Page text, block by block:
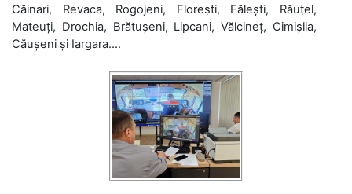
Căinari, Revaca, Rogojeni, Florești, Fălești, Răuțel,
Mateuți, Drochia, Brătușeni, Lipcani, Vălcineț, Cimișlia,
Căușeni și Iargara....